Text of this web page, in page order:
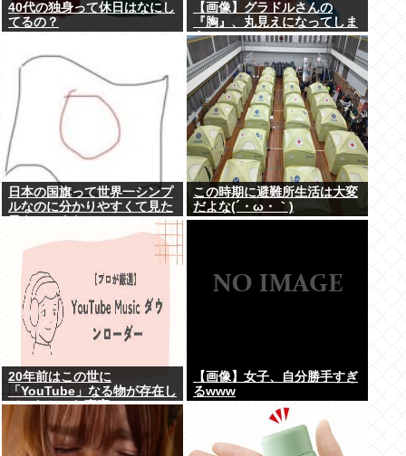
40代の独身って休日はなにし
てるの？
【画像】グラドルさんの
『胸』、丸見えになってしま
うwww
日本の国旗って世界一シンプ
ルなのに分かりやすくて見た
この時期に避難所生活は大変
だよな(´・ω・｀)
20年前はこの世に
「YouTube」なる物が存在し
ていなかった事実
【画像】女子、自分勝手すぎ
るwww